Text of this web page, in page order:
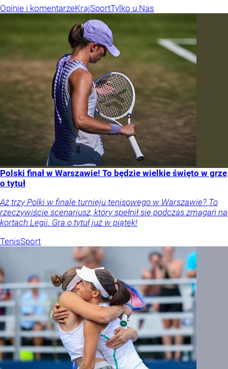
Opinie i komentarzeKrajSportTylko u Nas
Polski finał w Warszawie! To będzie wielkie święto w grze
o tytuł
Aż trzy Polki w finale turnieju tenisowego w Warszawie? To
rzeczywiście scenariusz, który spełnił się podczas zmagań na
kortach Legii. Gra o tytuł już w piątek!
TenisSport